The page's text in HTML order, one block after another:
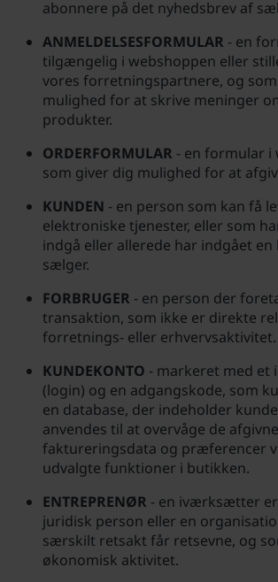
abonnere på det nyhedsbrev af
ANMELDELSESFORMULAR - en
tilgængelig i webshoppen eller
vores forretningspartnere, og
mulighed for at skrive meninger
produkter.
ORDERFORMULAR - en formular i
som giver dig mulighed for at
KUNDEN - en person som kan få
elektroniske tjenester, eller som
indgå eller allerede har indgået
sælger.
FORBRUGER - en person der
transaktion, som ikke er direkte
forretnings- eller erhvervsaktivitet.
KUNDEKONTO - markeret med et
(login) og en adgangskode, som
en database, der indeholder
anvendes til at overvåge de
faktureringsdata og præferencer
udvalgte funktioner i butikken.
ENTREPRENØR - en iværksætter
juridisk person eller en
særskilt retsakt får retsevne, og
økonomisk aktivitet.